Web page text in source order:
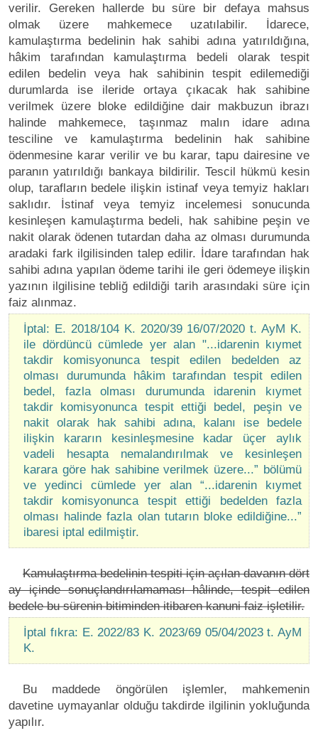
verilir. Gereken hallerde bu süre bir defaya mahsus
olmak üzere mahkemece uzatılabilir. İdarece,
kamulaştırma bedelinin hak sahibi adına yatırıldığına,
hâkim tarafından kamulaştırma bedeli olarak tespit
edilen bedelin veya hak sahibinin tespit edilemediği
durumlarda ise ileride ortaya çıkacak hak sahibine
verilmek üzere bloke edildiğine dair makbuzun ibrazı
halinde mahkemece, taşınmaz malın idare adına
tesciline ve kamulaştırma bedelinin hak sahibine
ödenmesine karar verilir ve bu karar, tapu dairesine ve
paranın yatırıldığı bankaya bildirilir. Tescil hükmü kesin
olup, tarafların bedele ilişkin istinaf veya temyiz hakları
saklıdır. İstinaf veya temyiz incelemesi sonucunda
kesinleşen kamulaştırma bedeli, hak sahibine peşin ve
nakit olarak ödenen tutardan daha az olması durumunda
aradaki fark ilgilisinden talep edilir. İdare tarafından hak
sahibi adına yapılan ödeme tarihi ile geri ödemeye ilişkin
yazının ilgilisine tebliğ edildiği tarih arasındaki süre için
faiz alınmaz.
İptal: E. 2018/104 K. 2020/39 16/07/2020 t. AyM K.
ile dördüncü cümlede yer alan "...idarenin kıymet
takdir komisyonunca tespit edilen bedelden az
olması durumunda hâkim tarafından tespit edilen
bedel, fazla olması durumunda idarenin kıymet
takdir komisyonunca tespit ettiği bedel, peşin ve
nakit olarak hak sahibi adına, kalanı ise bedele
ilişkin kararın kesinleşmesine kadar üçer aylık
vadeli hesapta nemalandırılmak ve kesinleşen
karara göre hak sahibine verilmek üzere...” bölümü
ve yedinci cümlede yer alan “...idarenin kıymet
takdir komisyonunca tespit ettiği bedelden fazla
olması halinde fazla olan tutarın bloke edildiğine...”
ibaresi iptal edilmiştir.
Kamulaştırma bedelinin tespiti için açılan davanın dört
ay içinde sonuçlandırılamaması hâlinde, tespit edilen
bedele bu sürenin bitiminden itibaren kanuni faiz işletilir.
İptal fıkra: E. 2022/83 K. 2023/69 05/04/2023 t. AyM
K.
Bu maddede öngörülen işlemler, mahkemenin
davetine uymayanlar olduğu takdirde ilgilinin yokluğunda
yapılır.